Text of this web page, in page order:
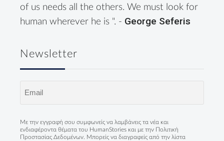
of us needs all the others. We must look for
human wherever he is ". - George Seferis
Newsletter
Με την εγγραφή σου συμφωνείς να λαμβάνεις τα νέα και
ενδιαφέροντα θέματα του HumanStories και με την Πολιτική
Προστασίας Δεδομένων . Μπορείς να διαγραφείς από την λίστα